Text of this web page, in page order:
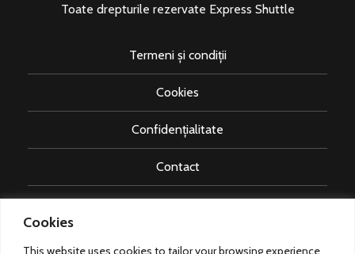
Cookies
This website uses cookies to tailor your browsing experience
Toate drepturile rezervate Express Shuttle
Termeni și condiții
Cookies
Confidențialitate
Contact
booking@express-shuttle.ro